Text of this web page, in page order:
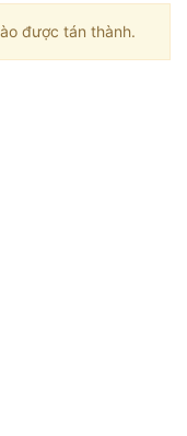
được tán thành.